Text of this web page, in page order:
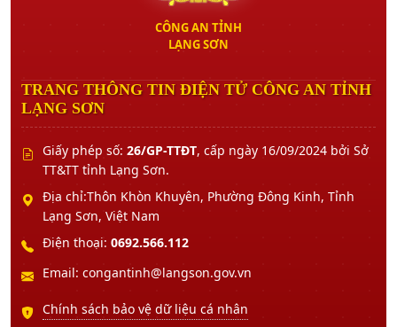
CÔNG AN TỈNH
LẠNG SƠN
TRANG THÔNG TIN ĐIỆN TỬ CÔNG AN TỈNH
LẠNG SƠN
Giấy phép số: 26/GP-TTĐT, cấp ngày 16/09/2024 bởi Sở
TT&TT tỉnh Lạng Sơn.
Địa chỉ:Thôn Khòn Khuyên, Phường Đông Kinh, Tỉnh
Lạng Sơn, Việt Nam
Điện thoại: 0692.566.112
Email: congantinh@langson.gov.vn
Chính sách bảo vệ dữ liệu cá nhân